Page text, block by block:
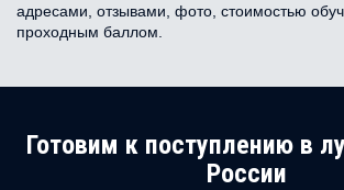
адресами, отзывами, фото, стоимостью
проходным баллом.
Готовим к поступлению в
России